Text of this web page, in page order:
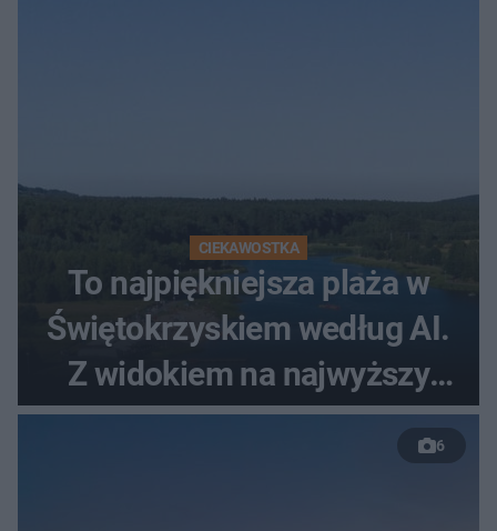
CIEKAWOSTKA
To najpiękniejsza plaża w
Świętokrzyskiem według AI.
Z widokiem na najwyższy
szczyt Gór Świętokrzyskich
6